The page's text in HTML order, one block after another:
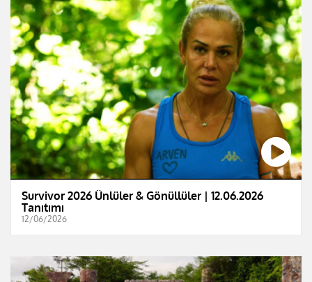
Survivor 2026 Ünlüler & Gönüllüler | 12.06.2026
Tanıtımı
12/06/2026